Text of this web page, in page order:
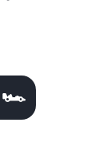
🏎️